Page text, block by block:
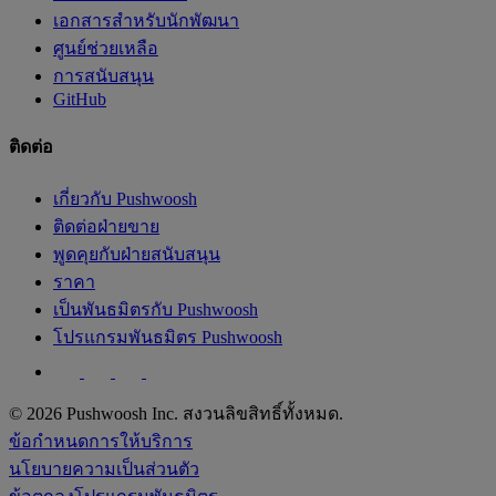
เอกสารสำหรับนักพัฒนา
ศูนย์ช่วยเหลือ
การสนับสนุน
GitHub
ติดต่อ
เกี่ยวกับ Pushwoosh
ติดต่อฝ่ายขาย
พูดคุยกับฝ่ายสนับสนุน
ราคา
เป็นพันธมิตรกับ Pushwoosh
โปรแกรมพันธมิตร Pushwoosh
© 2026 Pushwoosh Inc. สงวนลิขสิทธิ์ทั้งหมด.
ข้อกำหนดการให้บริการ
นโยบายความเป็นส่วนตัว